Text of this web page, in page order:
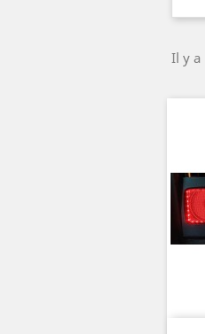
Il y a